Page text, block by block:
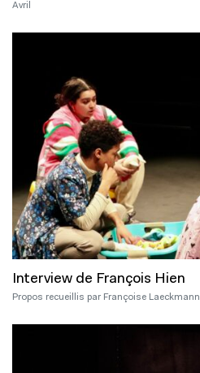
Avril
Interview de François Hien
Propos recueillis par Françoise Laeckmann